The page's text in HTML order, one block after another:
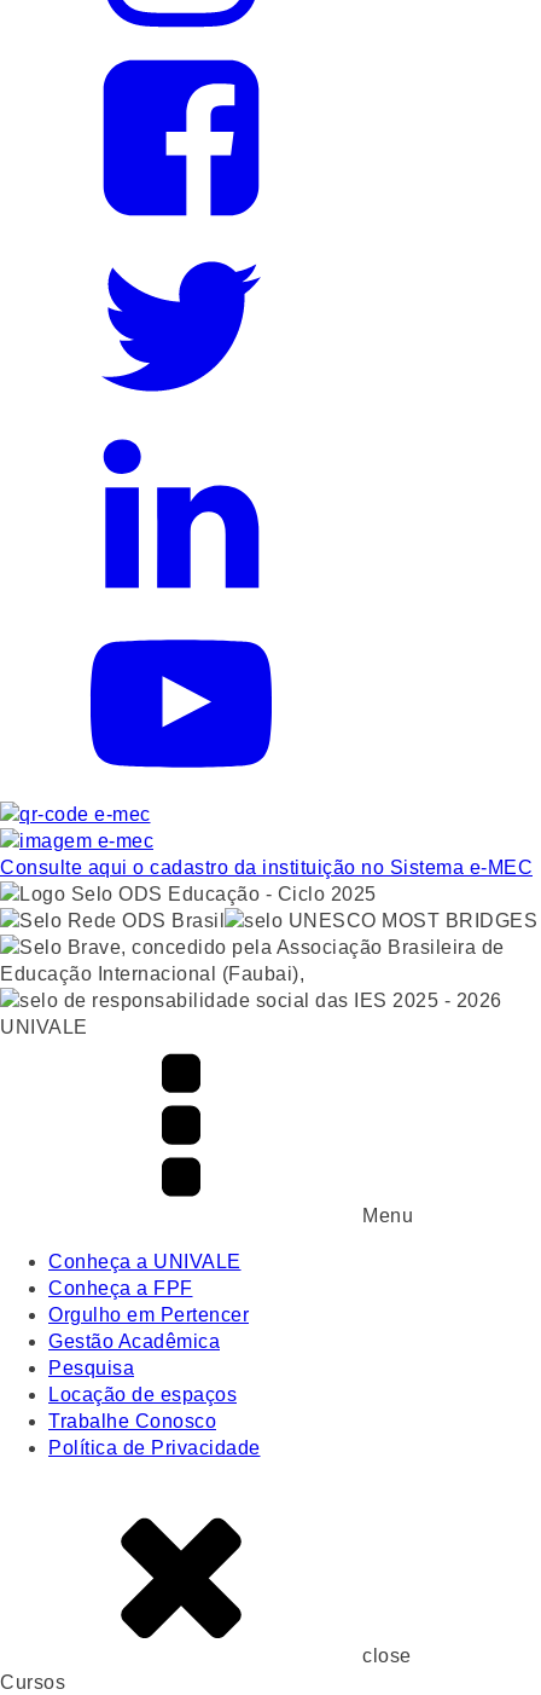
Consulte aqui o cadastro da instituição no Sistema e-MEC
UNIVALE
Menu
Conheça a UNIVALE
Conheça a FPF
Orgulho em Pertencer
Gestão Acadêmica
Pesquisa
Locação de espaços
Trabalhe Conosco
Política de Privacidade
close
Cursos